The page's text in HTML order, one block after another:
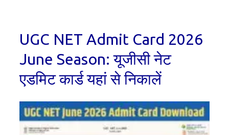
UGC NET Admit Card 2026
June Season: यूजीसी नेट
एडमिट कार्ड यहां से निकालें